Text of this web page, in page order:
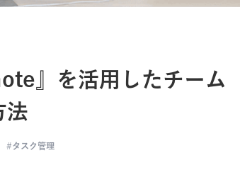
』を活用したチーム
法
タスク管理